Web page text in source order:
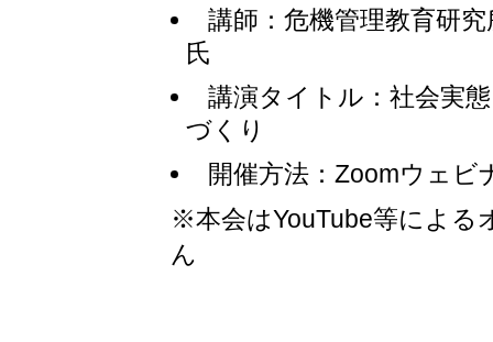
講師：危機管理教育研
氏
講演タイトル：社会実
づくり
開催方法：Zoomウェ
※本会はYouTube等による
ん